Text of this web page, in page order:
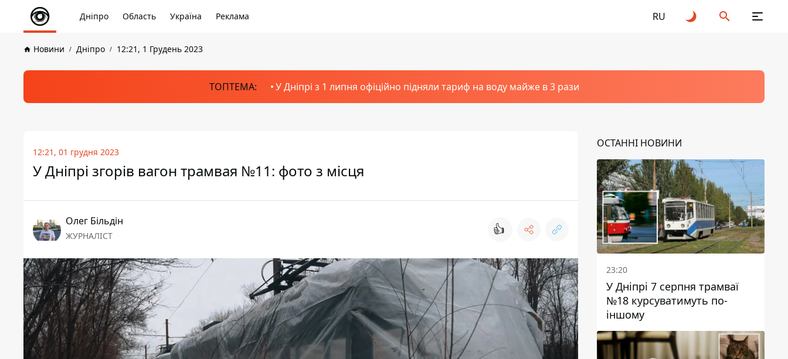
Дніпро Область Україна Реклама RU
Новини Дніпро 12:21, 1 Грудень 2023
ТОПТЕМА: У Дніпрі з 1 липня офіційно підняли тариф на воду майже в 3 рази
12:21, 01 грудня 2023
У Дніпрі згорів вагон трамвая №11: фото з місця
Олег Більдін
ЖУРНАЛІСТ 👍
ОСТАННІ НОВИНИ
23:20
У Дніпрі 7 серпня трамваї
№18 курсуватимуть по-
іншому